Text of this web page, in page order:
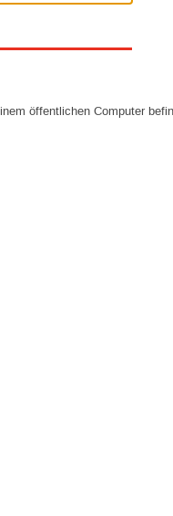
öffentlichen Computer